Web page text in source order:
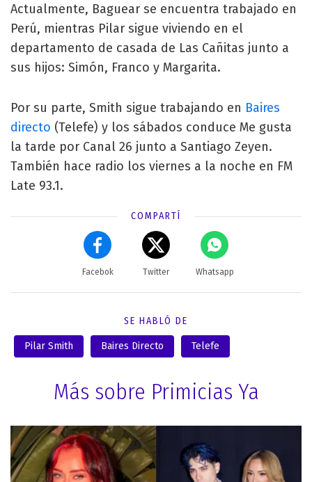
Actualmente, Baguear se encuentra trabajado en
Perú, mientras Pilar sigue viviendo en el
departamento de casada de Las Cañitas junto a
sus hijos: Simón, Franco y Margarita.
Por su parte, Smith sigue trabajando en Baires
directo (Telefe) y los sábados conduce Me gusta
la tarde por Canal 26 junto a Santiago Zeyen.
También hace radio los viernes a la noche en FM
Late 93.1.
COMPARTÍ
Facebok Twitter Whatsapp
SE HABLÓ DE
Pilar Smith Baires Directo Telefe
Más sobre Primicias Ya